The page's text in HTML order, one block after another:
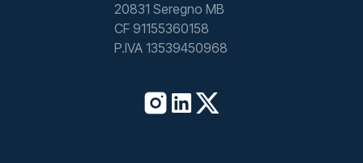
20831 Seregno MB
CF 91155360158
P.IVA 13539450968